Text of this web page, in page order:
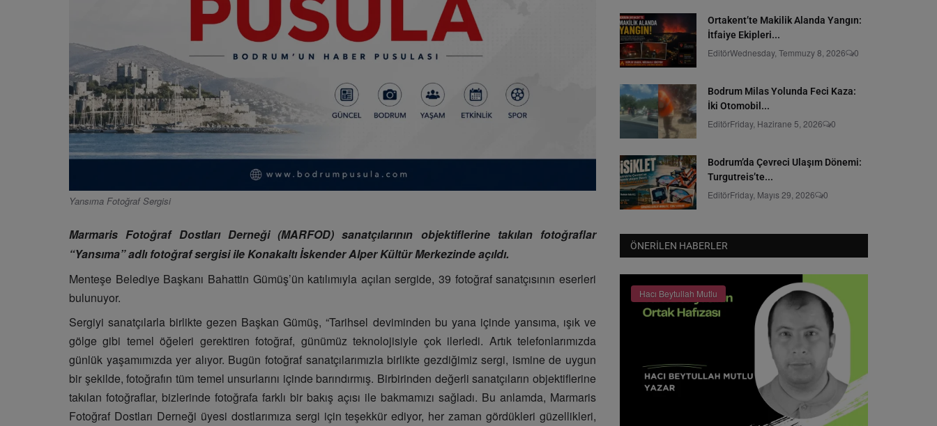
Yansıma Fotoğraf Sergisi
Marmaris Fotoğraf Dostları Derneği (MARFOD) sanatçılarının objektiflerine takılan fotoğraflar
“Yansıma” adlı fotoğraf sergisi ile Konakaltı İskender Alper Kültür Merkezinde açıldı.
Menteşe Belediye Başkanı Bahattin Gümüş’ün katılımıyla açılan sergide, 39 fotoğraf sanatçısının eserleri
bulunuyor.
Sergiyi sanatçılarla birlikte gezen Başkan Gümüş, “Tarihsel deviminden bu yana içinde yansıma, ışık ve
gölge gibi temel öğeleri gerektiren fotoğraf, günümüz teknolojisiyle çok ilerledi. Artık telefonlarımızda
günlük yaşamımızda yer alıyor. Bugün fotoğraf sanatçılarımızla birlikte gezdiğimiz sergi, ismine de uygun
bir şekilde, fotoğrafın tüm temel unsurlarını içinde barındırmış. Birbirinden değerli sanatçıların objektiflerine
takılan fotoğraflar, bizlerinde fotoğrafa farklı bir bakış açısı ile bakmamızı sağladı. Bu anlamda, Marmaris
Fotoğraf Dostları Derneği üyesi dostlarımıza sergi için teşekkür ediyor, her zaman gördükleri güzellikleri,
Ortakent’te Makilik Alanda Yangın:
İtfaiye Ekipleri...
EditörWednesday, Temmuzy 8, 2026 0
Bodrum Milas Yolunda Feci Kaza:
İki Otomobil...
EditörFriday, Hazirane 5, 2026 0
Bodrum’da Çevreci Ulaşım Dönemi:
Turgutreis’te...
EditörFriday, Mayıs 29, 2026 0
ÖNERILEN HABERLER
Hacı Beytullah Mutlu